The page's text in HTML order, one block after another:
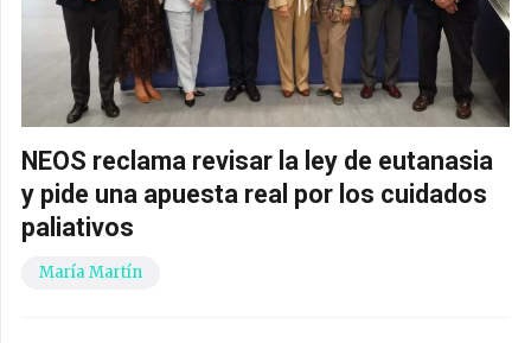
NEOS reclama revisar la ley de eutanasia
y pide una apuesta real por los cuidados
paliativos
María Martín